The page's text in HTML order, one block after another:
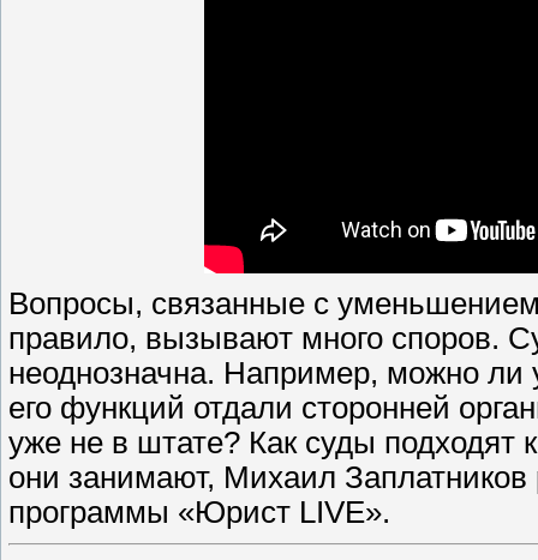
Вопросы, связанные с
правило, вызывают много споров.
неоднозначна. Например, можно ли
его функций отдали сторонней
уже не в штате? Как суды подходят
они занимают, Михаил
программы «Юрист LIVE».